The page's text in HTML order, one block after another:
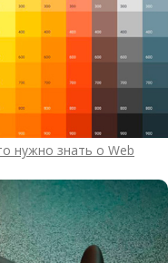
нужно знать о Web